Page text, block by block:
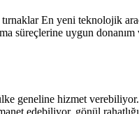
En yeni teknolojik
süreçlerine uygun
geneline hizmet